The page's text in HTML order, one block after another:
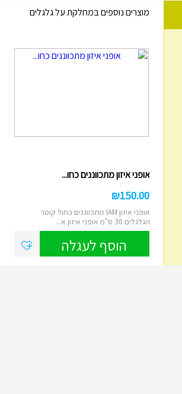
מגדל השחלת טבעות עץ מתאים לבני שנה
הוסף לעגלה
מוצרים נוספים במחלקת על גלגלים
אופני איזון מתכווננים כחו...
150.00
₪
אופני איזון IAM מתכווננים כחול קוטר
הגלגלים 30 ס"מ אופני איזון א...
הוסף לעגלה